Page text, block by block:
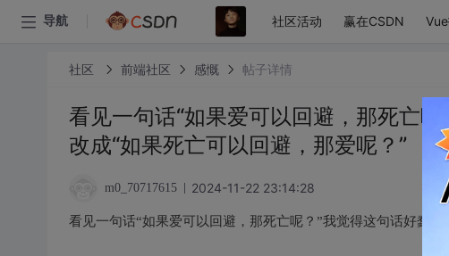
导航 社区活动 赢在CSDN
社区 前端社区 感慨 帖子详情
看见一句话“如果爱可以回避，那死亡
改成“如果死亡可以回避，那爱呢？” ​​​
m0_70717615 2024-11-22 23:14:28
看见一句话“如果爱可以回避，那死亡呢？”我觉得这句话好蠢